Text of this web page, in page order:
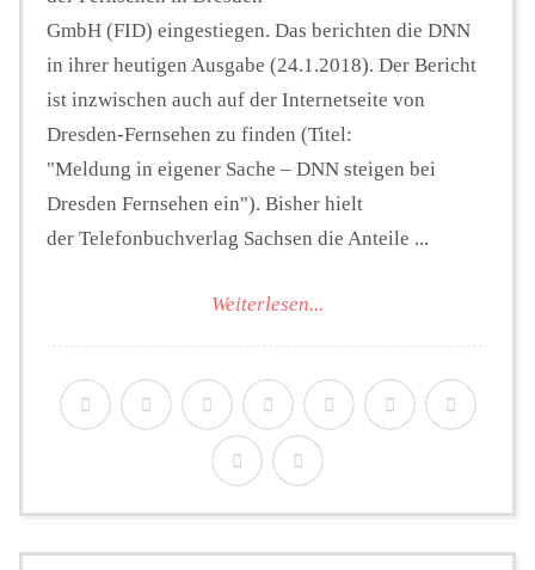
GmbH (FID) eingestiegen. Das berichten die DNN
in ihrer heutigen Ausgabe (24.1.2018). Der Bericht
ist inzwischen auch auf der Internetseite von
Dresden-Fernsehen zu finden (Titel:
"Meldung in eigener Sache – DNN steigen bei
Dresden Fernsehen ein"). Bisher hielt
der Telefonbuchverlag Sachsen die Anteile ...
Weiterlesen...